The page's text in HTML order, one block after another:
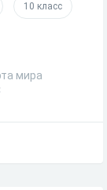
10 класс
мира